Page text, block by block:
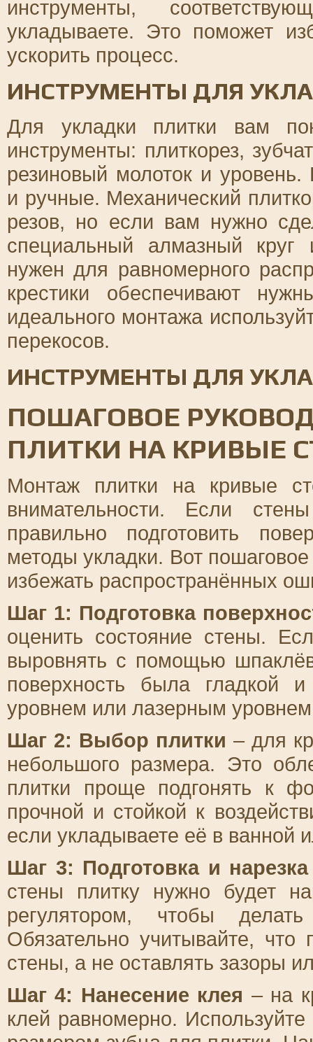
инструменты,
укладываете. Это поможет
ускорить процесс.
ИНСТРУМЕНТЫ ДЛЯ
Для укладки плитки вам
инструменты: плиткорез,
резиновый молоток и
и ручные. Механический
резов, но если вам нужно
специальный алмазный круг
нужен для равномерного
крестики обеспечивают
идеального монтажа
перекосов.
ИНСТРУМЕНТЫ ДЛЯ
ПОШАГОВОЕ
ПЛИТКИ НА КРИВЫЕ
Монтаж плитки на кривые
внимательности. Если
правильно подготовить
методы укладки. Вот
избежать распространённых
Шаг 1: Подготовка
оценить состояние стены.
выровнять с помощью
поверхность была гладкой
уровнем или лазерным
Шаг 2: Выбор плитки – для
небольшого размера. Это
плитки проще подгонять к
прочной и стойкой к
если укладываете её в ванной
Шаг 3: Подготовка и
стены плитку нужно будет
регулятором, чтобы
Обязательно учитывайте, что
стены, а не оставлять зазоры
Шаг 4: Нанесение клея – на
клей равномерно.